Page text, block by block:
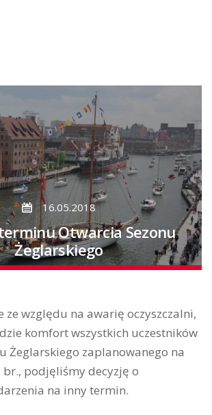
16.05.2018
Otwarcia Sezonu
Żeglarskiego
ze względu na awarię oczyszczalni,
komfort wszystkich uczestników
Żeglarskiego zaplanowanego na
podjęliśmy decyzję o
na inny termin.